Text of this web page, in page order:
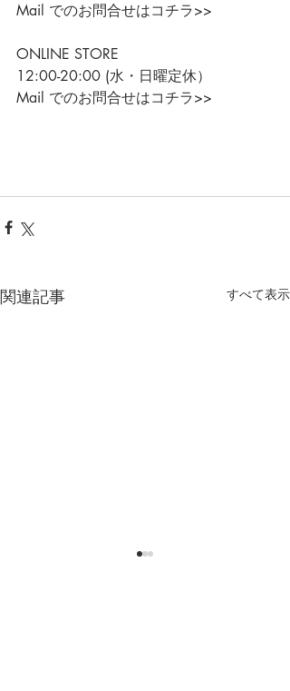
Mail でのお問合せはコチラ>>
ONLINE STORE
12:00-20:00 (水・日曜定休）
Mail でのお問合せはコチラ>>
関連記事 すべて表示